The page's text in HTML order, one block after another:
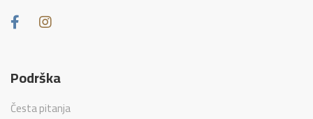
Podrška
Česta pitanja